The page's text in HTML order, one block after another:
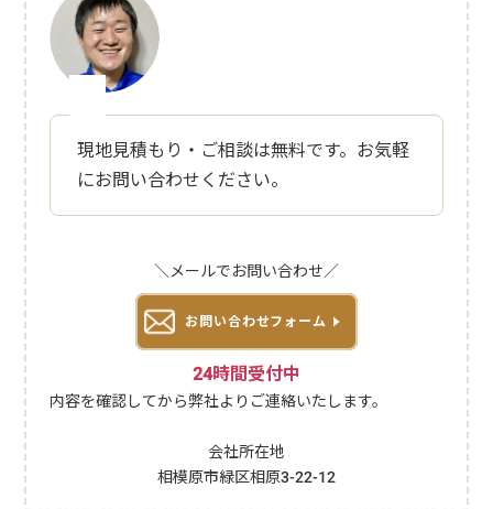
用処分方法費用の目安手間受入施設へ持ち込み190円／10kg×重くて
大変戸別収集1,600円椅子型以外は400円不用品処分業者要見積もり△
簡単でも費用がかさむ場合も家電量販店△簡単でも買替が前提の場合
もリサイクル業者個人売買0円（プラスになる場合も）×古い・故障
品はダメ便利屋ユースフル6,600円～◎簡単で安いマッサージチェア
は場所もとり、重量が大きいので処分に困っている方もいるでしょ
う。手間なく簡単に処分したい場合は、お気軽に便利屋ユースフルへ
ご相談ください。マッサージチェアを処分するのが面倒で業者に丸投
げしたい方は、便利屋「ユースフル」にお任せください。マッサージ
チェアの処分は6,600円～で対応できます。お見積もりは無料ですの
で、お気軽にご相談ください。※電話が出れずに折り返す場合はこち
らの番号090-2749-8058から掛け直します。自分で相模原市の粗大ご
み受入施設に持ち込みをする相模原市では、自治体に粗大ごみとして
マッサージチェアの処分を依頼できます。直接粗大ごみの受入施設に
持込すると10kgあたり190円で処分できるため、マッサージチェアの
重さによってはもっとも安く処分できる方法です。詳しい流れはこち
らを参考にしてください。相模原市で粗大ごみを受入施設へ持ち込む
流れただし、直接持ち込みする際の運搬が大変で、受入施設でも基本
的に自分で荷下ろししなければならないことを考えると、かなり手間
がかかってしまいます。一人で処分するのは難しい方法なので、人手
がない場合はあまりおすすめできません。相模原市の粗大ゴミ収集に
現地見積もり・ご相談は無料です。お気軽
にお問い合わせください。
＼メールでお問い合わせ／
お問い合わせフォーム
24時間受付中
内容を確認してから弊社よりご連絡いたします。
会社所在地
相模原市緑区相原3-22-12